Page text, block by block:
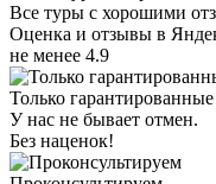
Все туры с хорошими
Оценка и отзывы в
не менее 4.9
Только гарантированные
У нас не бывает отмен.
Без наценок!